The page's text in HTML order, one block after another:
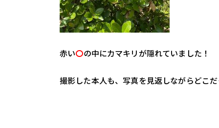
赤い〇の中にカマキリが隠れていました！
撮影した本人も、写真を見返しながらどこ